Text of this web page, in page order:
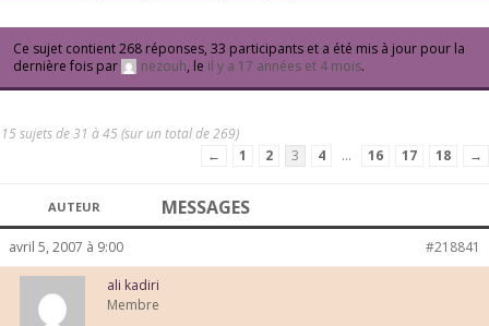
Ce sujet contient 268 réponses, 33 participants et a été mis à jour pour la
dernière fois par
nezouh, le il y a 17 années et 4 mois.
15 sujets de 31 à 45 (sur un total de 269)
←
1 2 3 4 … 16 17 18 →
AUTEUR MESSAGES
avril 5, 2007 à 9:00 #218841
ali kadiri
Membre